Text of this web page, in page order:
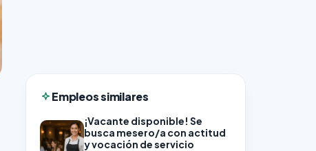
Empleos similares
¡Vacante disponible! Se
busca mesero/a con actitud
y vocación de servicio